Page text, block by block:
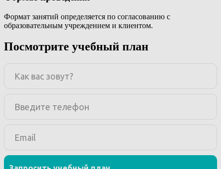
Формат занятий определяется по согласованию с
образовательным учреждением и клиентом.
Посмотрите учебный план